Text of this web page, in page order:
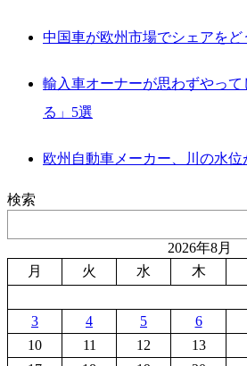
中国車が欧州市場でシェアをど
輸入車オーナーが思わずやっ
る」5選
欧州自動車メーカー、川の水
検索
2026年8月
月
火 水 木
3
4 5 6
10
11 12 13